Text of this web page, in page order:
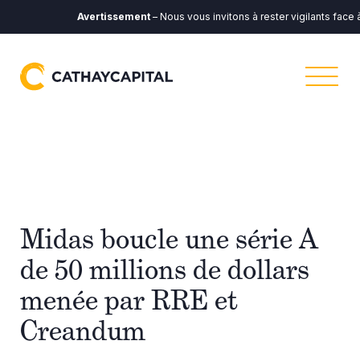
Avertissement– Nous vous invitons à rester vigilants face à
Midas boucle une série A
de 50 millions de dollars
menée par RRE et
Creandum